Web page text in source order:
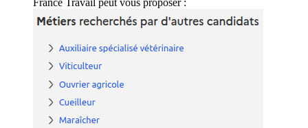
France Travail peut vous proposer :